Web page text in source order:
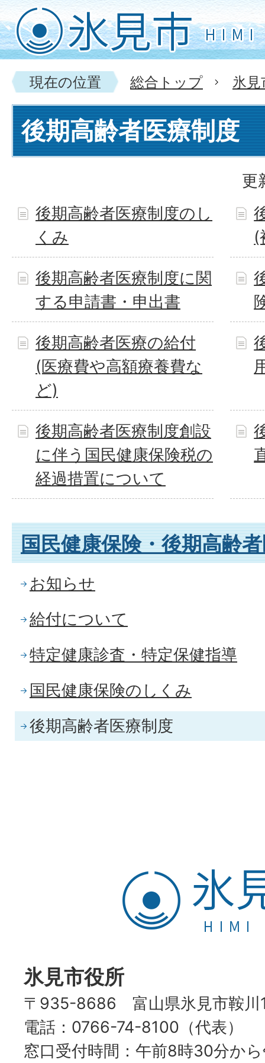
現在の位置 総合トップ 氷
後期高齢者医療制度
更
後期高齢者医療制度のし
くみ
(
後期高齢者医療制度に関
する申請書・申出書
後期高齢者医療の給付
(医療費や高額療養費な
ど)
後期高齢者医療制度創設
に伴う国民健康保険税の
経過措置について
国民健康保険・後期高齢
お知らせ
給付について
特定健康診査・特定保健指導
国民健康保険のしくみ
後期高齢者医療制度
氷
見
市
氷見市役所
〒935-8686 富山県氷見市鞍川
電話：0766-74-8100（代表）
窓口受付時間：午前8時30分か